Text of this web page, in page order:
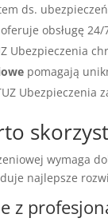
ds.
obsługę
Ubezpieczenia
pomagają
Ubezpieczenia
wymaga
najlepsze
z